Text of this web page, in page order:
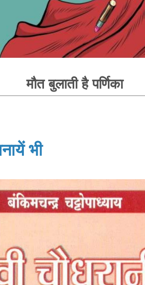
मौत बुलाती है पर्णिका
भी